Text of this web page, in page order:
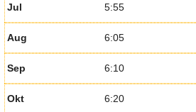
Jul 5:55
Aug 6:05
Sep 6:10
Okt 6:20